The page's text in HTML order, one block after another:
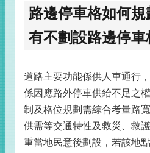
路邊停車格如何
有不劃設路邊停車
道路主要功能係供人車通行
係因應路外停車供給不足之
制及格位規劃需綜合考量路
供需等交通特性及救災、救
重當地民意後劃設，若該地